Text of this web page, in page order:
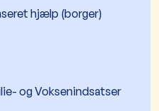
hjælp (borger)
og Voksenindsatser